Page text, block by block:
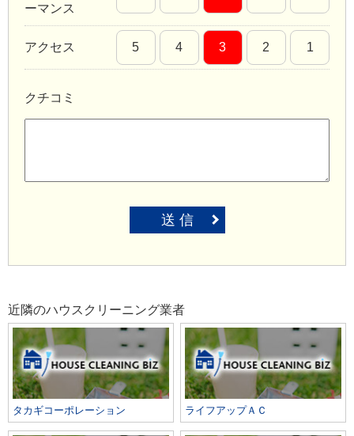
ーマンス
アクセス 5 4 3 2 1
クチコミ
送 信
近隣のハウスクリーニング業者
タカギコーポレーション ライフアップＡＣ